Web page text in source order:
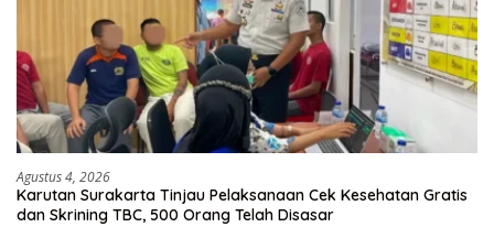
Agustus 4, 2026
Karutan Surakarta Tinjau Pelaksanaan Cek Kesehatan Gratis
dan Skrining TBC, 500 Orang Telah Disasar